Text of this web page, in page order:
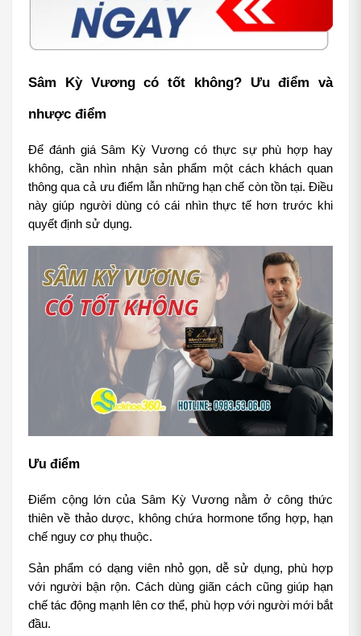
Sâm Kỳ Vương có tốt không? Ưu điểm và
nhược điểm
Để đánh giá Sâm Kỳ Vương có thực sự phù hợp hay
không, cần nhìn nhận sản phẩm một cách khách quan
thông qua cả ưu điểm lẫn những hạn chế còn tồn tại. Điều
này giúp người dùng có cái nhìn thực tế hơn trước khi
quyết định sử dụng.
Ưu điểm
Điểm cộng lớn của Sâm Kỳ Vương nằm ở công thức
thiên về thảo dược, không chứa hormone tổng hợp, hạn
chế nguy cơ phụ thuộc.
Sản phẩm có dạng viên nhỏ gọn, dễ sử dụng, phù hợp
với người bận rộn. Cách dùng giãn cách cũng giúp hạn
chế tác động mạnh lên cơ thể, phù hợp với người mới bắt
đầu.